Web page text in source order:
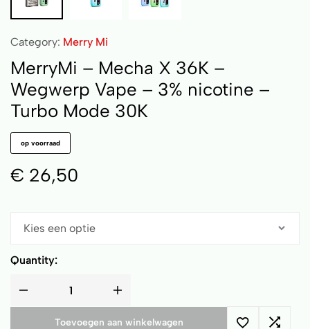
Category: Merry Mi
MerryMi – Mecha X 36K –
Wegwerp Vape – 3% nicotine –
Turbo Mode 30K
op voorraad
€ 26,50
Quantity:
Toevoegen aan winkelwagen